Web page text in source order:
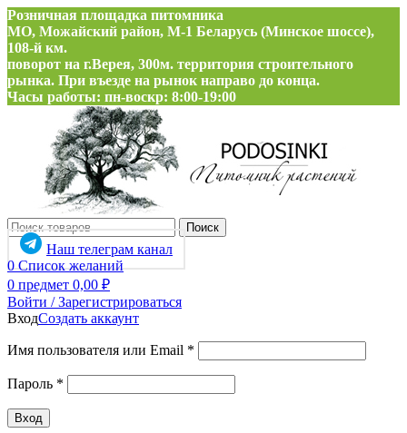
Розничная площадка питомника
МО, Можайский район, М-1 Беларусь (Минское шоссе),
108-й км.
поворот на г.Верея, 300м. территория строительного
рынка. При въезде на рынок направо до конца.
Часы работы: пн-воскр: 8:00-19:00
Поиск
Наш телеграм канал
0 Список желаний
0 предмет 0,00 ₽
Войти / Зарегистрироваться
ВходСоздать аккаунт
Имя пользователя или Email *
Пароль *
Вход